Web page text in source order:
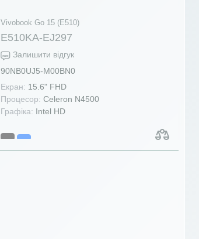
Vivobook Go 15 (E510)
E510KA-EJ297
Залишити відгук
90NB0UJ5-M00BN0
Екран: 15.6" FHD
Процесор: Celeron N4500
Графіка: Intel HD